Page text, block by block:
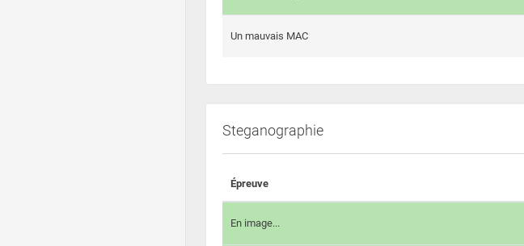
Un mauvais MAC
Steganographie
Épreuve
En image...